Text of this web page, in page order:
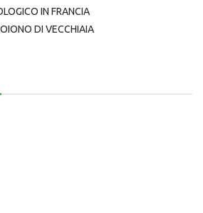
IN FRANCIA
DI VECCHIAIA